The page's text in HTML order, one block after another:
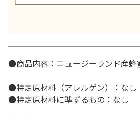
●商品内容：ニュージーランド産
●特定原材料（アレルゲン）：なし
●特定原材料に準ずるもの：なし